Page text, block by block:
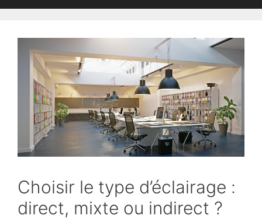
Choisir le type d’éclairage :
direct, mixte ou indirect ?